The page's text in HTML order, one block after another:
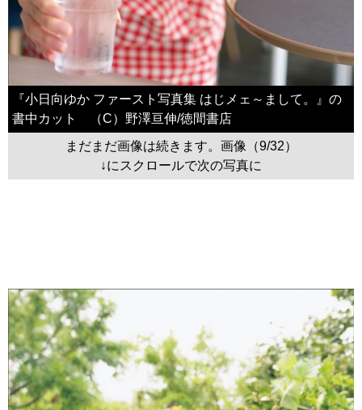
『小日向ゆか ファースト写真集 はじメェ～まして。』の
書中カット （C）野澤亘伸/徳間書店
まだまだ画像は続きます。画像（9/32）
↓にスクロールで次の写真に